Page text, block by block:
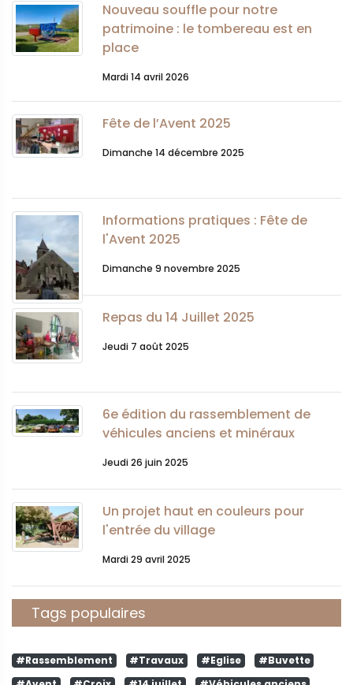
Nouveau souffle pour notre
patrimoine : le tombereau est en
place
Mardi 14 avril 2026
Fête de l’Avent 2025
Dimanche 14 décembre 2025
Informations pratiques : Fête de
l'Avent 2025
Dimanche 9 novembre 2025
Repas du 14 Juillet 2025
Jeudi 7 août 2025
6e édition du rassemblement de
véhicules anciens et minéraux
Jeudi 26 juin 2025
Un projet haut en couleurs pour
l'entrée du village
Mardi 29 avril 2025
Tags populaires
#Rassemblement #Travaux #Eglise
#Buvette